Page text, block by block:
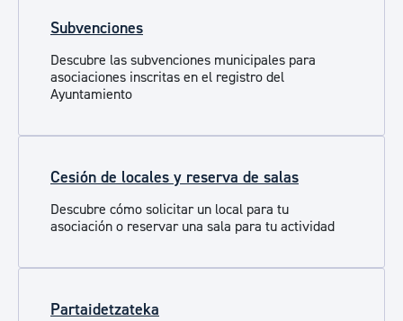
Subvenciones
Descubre las subvenciones municipales para
asociaciones inscritas en el registro del
Ayuntamiento
Cesión de locales y reserva de salas
Descubre cómo solicitar un local para tu
asociación o reservar una sala para tu actividad
Partaidetzateka